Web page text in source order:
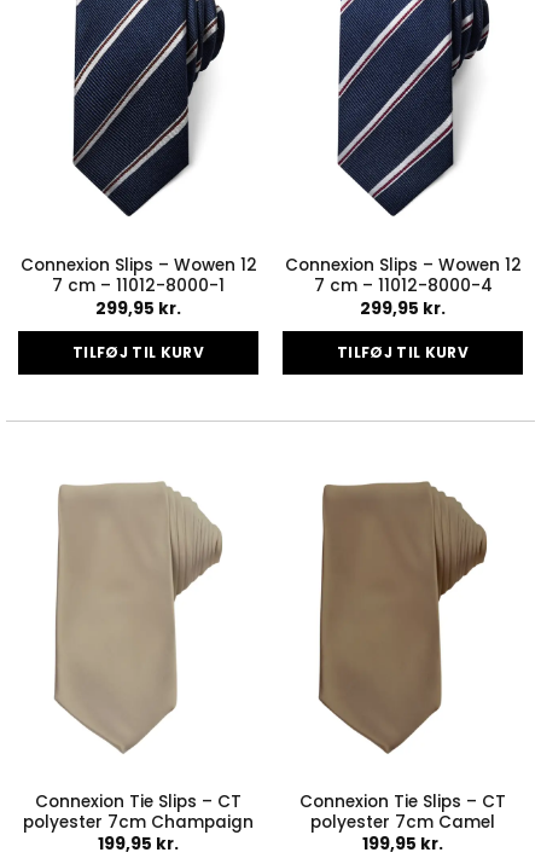
Connexion Slips – Wowen 12
7 cm – 11012-8000-1
299,95 kr.
TILFØJ TIL KURV
Connexion Slips – Wowen 12
7 cm – 11012-8000-4
299,95 kr.
TILFØJ TIL KURV
Connexion Tie Slips – CT
polyester 7cm Champaign
199,95 kr.
Connexion Tie Slips – CT
polyester 7cm Camel
199,95 kr.